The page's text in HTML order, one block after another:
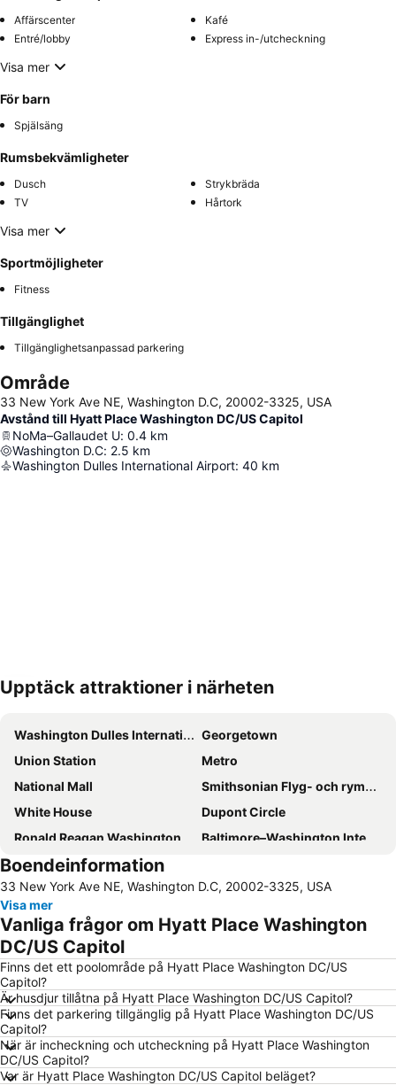
Affärscenter
Kafé
Entré/lobby
Express in-/utcheckning
Visa mer
För barn
Spjälsäng
Rumsbekvämligheter
Dusch
Strykbräda
TV
Hårtork
Visa mer
Sportmöjligheter
Fitness
Tillgänglighet
Tillgänglighetsanpassad parkering
Område
33 New York Ave NE, Washington D.C, 20002-3325, USA
Avstånd till Hyatt Place Washington DC/US Capitol
NoMa–Gallaudet U: 0.4 km
Washington D.C: 2.5 km
Washington Dulles International Airport: 40 km
Förstora kartan
Upptäck attraktioner i närheten
Washington Dulles International Airport
Georgetown
Union Station
Metro
National Mall
Smithsonian Flyg- och rymdmuseum
White House
Dupont Circle
Ronald Reagan Washington National Airport
Baltimore–Washington International Airport
Washington DC Hop-On-Hop-Off Open-Top Double-Decker Bus Tour
Chinatown
Smithsonian National Museum of Natural History
Arthur M Sackler Gallery
Nationals Park
Arlington Memorial Bridge
Smithsonian National Air and Space Museum - Stephen F Udvar-Hazy Center
Boendeinformation
33 New York Ave NE, Washington D.C, 20002-3325, USA
Visa mer
Vanliga frågor om Hyatt Place Washington
DC/US Capitol
Finns det ett poolområde på Hyatt Place Washington DC/US
Capitol?
Är husdjur tillåtna på Hyatt Place Washington DC/US Capitol?
Finns det parkering tillgänglig på Hyatt Place Washington DC/US
Capitol?
När är incheckning och utcheckning på Hyatt Place Washington
DC/US Capitol?
Var är Hyatt Place Washington DC/US Capitol beläget?